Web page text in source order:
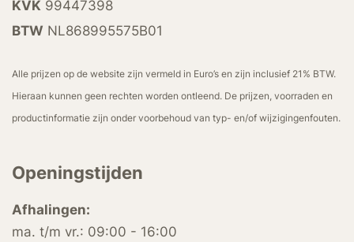
KVK 99447398
BTW NL868995575B01
Alle prijzen op de website zijn vermeld in Euro’s en zijn inclusief 21% BTW.
Hieraan kunnen geen rechten worden ontleend. De prijzen, voorraden en
productinformatie zijn onder voorbehoud van typ- en/of wijzigingenfouten.
Openingstijden
Afhalingen:
ma. t/m vr.: 09:00 - 16:00